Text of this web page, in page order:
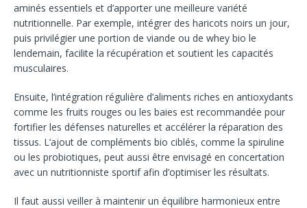
aminés essentiels et d’apporter une meilleure variété
nutritionnelle. Par exemple, intégrer des haricots noirs un jour,
puis privilégier une portion de viande ou de whey bio le
lendemain, facilite la récupération et soutient les capacités
musculaires.
Ensuite, l’intégration régulière d’aliments riches en antioxydants
comme les fruits rouges ou les baies est recommandée pour
fortifier les défenses naturelles et accélérer la réparation des
tissus. L’ajout de compléments bio ciblés, comme la spiruline
ou les probiotiques, peut aussi être envisagé en concertation
avec un nutritionniste sportif afin d’optimiser les résultats.
Il faut aussi veiller à maintenir un équilibre harmonieux entre